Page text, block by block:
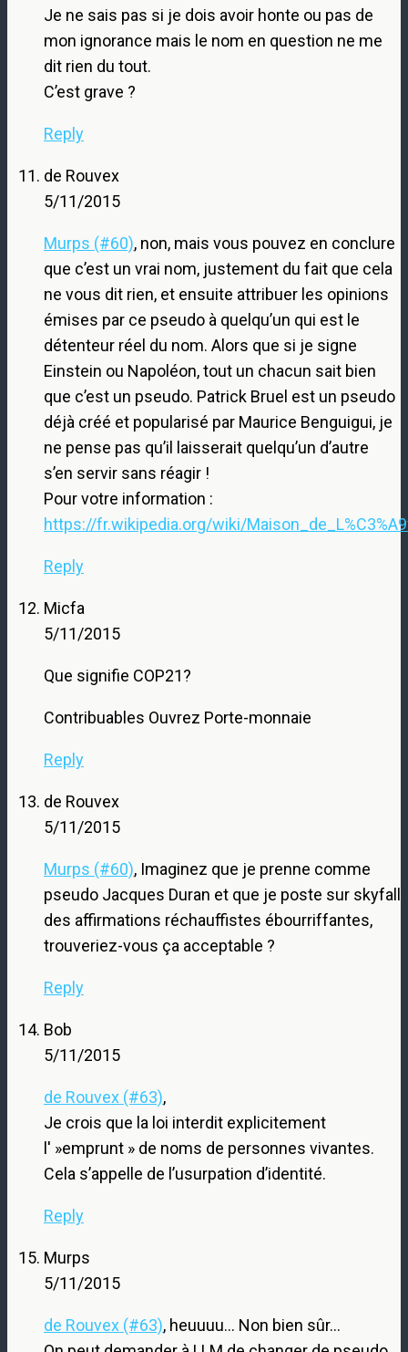
Je ne sais pas si je dois avoir honte ou pas de
mon ignorance mais le nom en question ne me
dit rien du tout.
C’est grave ?
Reply
de Rouvex
5/11/2015
Murps (#60), non, mais vous pouvez en conclure
que c’est un vrai nom, justement du fait que cela
ne vous dit rien, et ensuite attribuer les opinions
émises par ce pseudo à quelqu’un qui est le
détenteur réel du nom. Alors que si je signe
Einstein ou Napoléon, tout un chacun sait bien
que c’est un pseudo. Patrick Bruel est un pseudo
déjà créé et popularisé par Maurice Benguigui, je
ne pense pas qu’il laisserait quelqu’un d’autre
s’en servir sans réagir !
Pour votre information :
https://fr.wikipedia.org/wiki/
Reply
Micfa
5/11/2015
Que signifie COP21?
Contribuables Ouvrez Porte-monnaie
Reply
de Rouvex
5/11/2015
Murps (#60), Imaginez que je prenne comme
pseudo Jacques Duran et que je poste sur skyfall
des affirmations réchauffistes ébourriffantes,
trouveriez-vous ça acceptable ?
Reply
Bob
5/11/2015
de Rouvex (#63),
Je crois que la loi interdit explicitement
l' »emprunt » de noms de personnes vivantes.
Cela s’appelle de l’usurpation d’identité.
Reply
Murps
5/11/2015
de Rouvex (#63), heuuuu… Non bien sûr…